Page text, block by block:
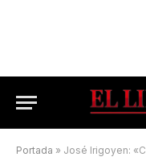
Portada » José Irigoyen: «Curuzú